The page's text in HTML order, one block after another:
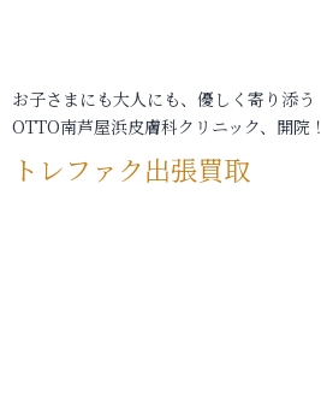
お子さまにも大人にも、優しく寄り添う
OTTO南芦屋浜皮膚科クリニック、開院！
トレファク出張買取